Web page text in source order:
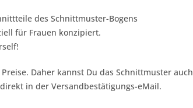
des Schnittmuster-Bogens
für Frauen konzipiert.
Daher kannst Du das Schnittmuster auch
in der Versandbestätigungs-eMail.